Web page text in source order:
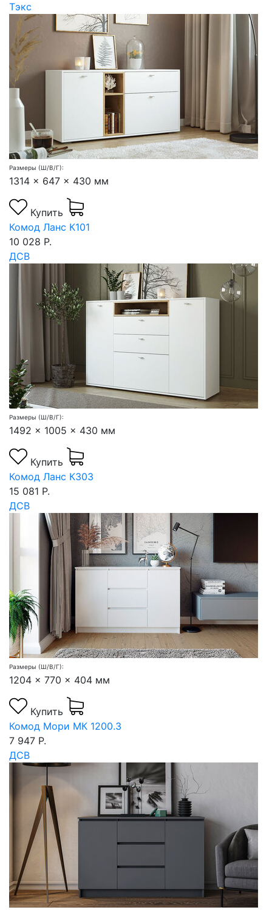
Тэкс
Размеры (Ш/В/Г):
1314 x 647 x 430 мм
Купить
Комод Ланс К101
10 028 Р.
ДСВ
Размеры (Ш/В/Г):
1492 x 1005 x 430 мм
Купить
Комод Ланс К303
15 081 Р.
ДСВ
Размеры (Ш/В/Г):
1204 x 770 x 404 мм
Купить
Комод Мори МК 1200.3
7 947 Р.
ДСВ